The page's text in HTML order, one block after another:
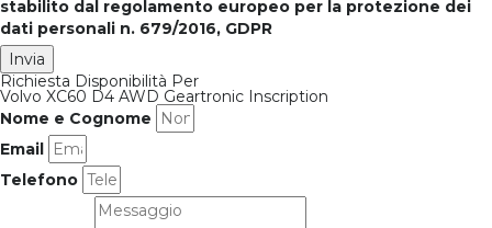
stabilito dal regolamento europeo per la protezione dei
dati personali n. 679/2016, GDPR
Invia
Richiesta Disponibilità Per
Volvo XC60 D4 AWD Geartronic Inscription
Nome e Cognome
Email
Telefono